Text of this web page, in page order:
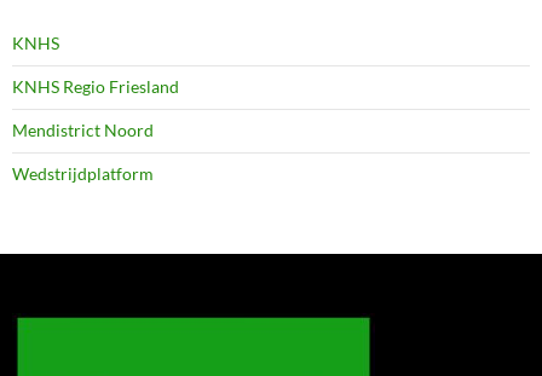
KNHS
KNHS Regio Friesland
Mendistrict Noord
Wedstrijdplatform